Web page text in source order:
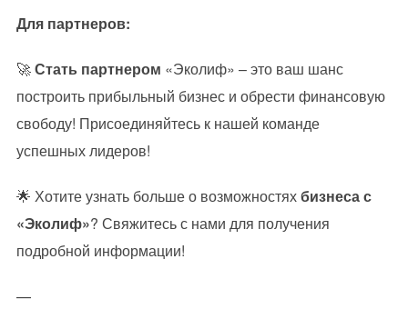
Для партнеров:
🚀Стать партнером «Эколиф» – это ваш шанс
построить прибыльный бизнес и обрести финансовую
свободу! Присоединяйтесь к нашей команде
успешных лидеров!
🌟 Хотите узнать больше о возможностяхбизнеса с
«Эколиф»? Свяжитесь с нами для получения
подробной информации!
—